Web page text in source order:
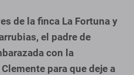
de la finca La Fortuna y
el padre de
con la
para que deje a